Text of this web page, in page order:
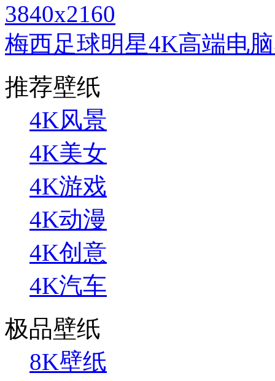
3840x2160
梅西足球明星4K高端电
推荐壁纸
4K风景
4K美女
4K游戏
4K动漫
4K创意
4K汽车
极品壁纸
8K壁纸